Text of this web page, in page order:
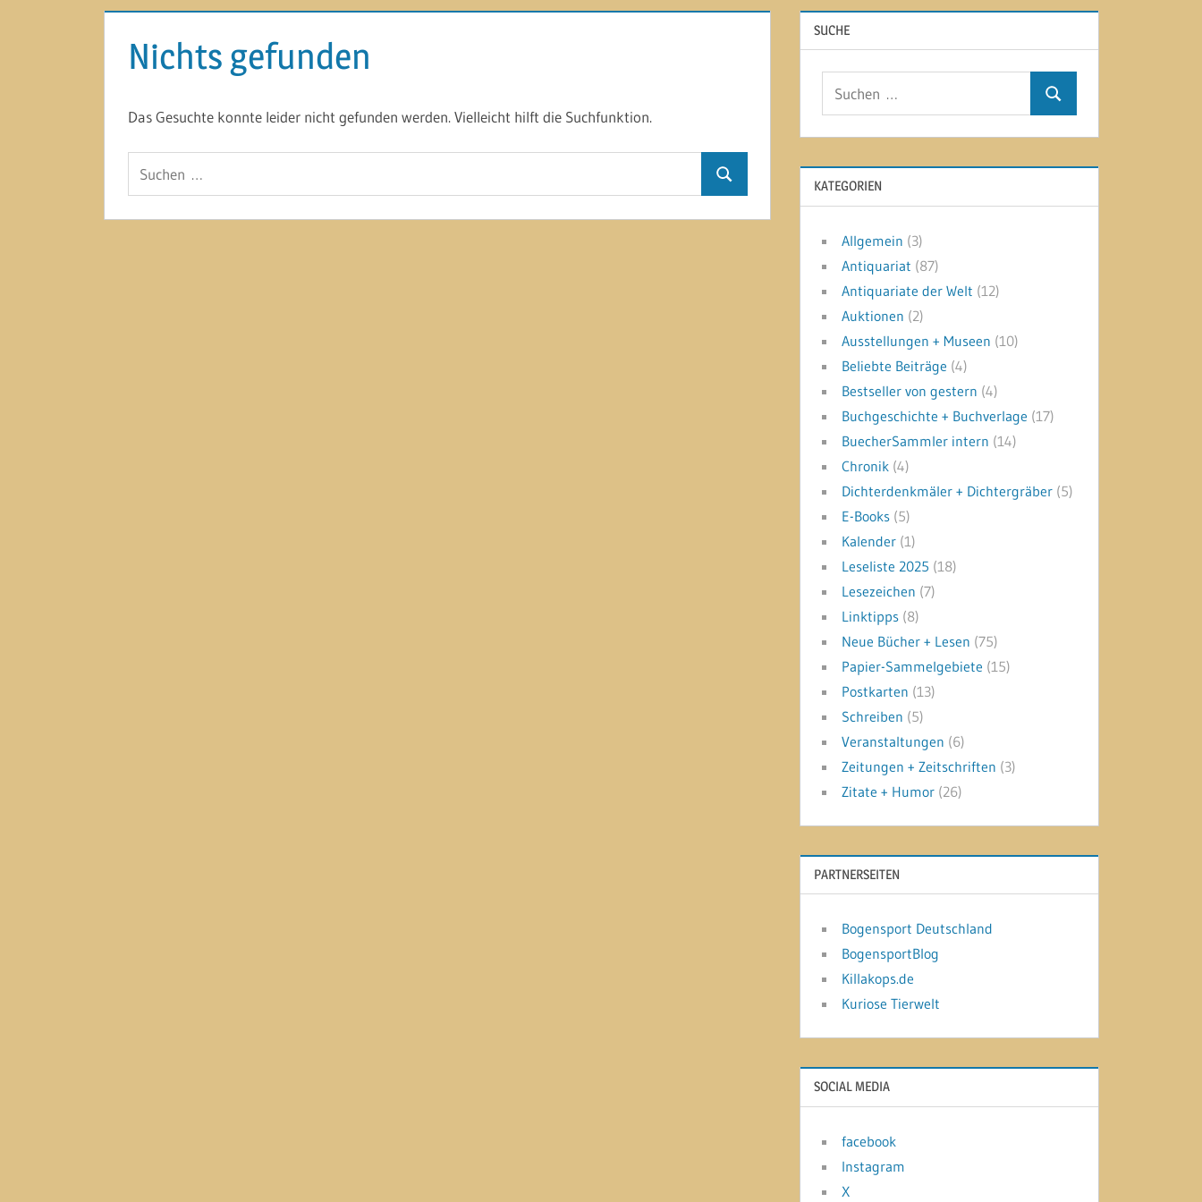
Nichts gefunden
Das Gesuchte konnte leider nicht gefunden werden. Vielleicht hilft die Suchfunktion.
Suchen
nach:
Suchen
SUCHE
Suchen
KATEGORIEN
Allgemein (3)
Antiquariat (87)
Antiquariate der Welt (12)
Auktionen (2)
Ausstellungen + Museen (10)
Beliebte Beiträge (4)
Bestseller von gestern (4)
Buchgeschichte + Buchverlage (17)
BuecherSammler intern (14)
Chronik (4)
Dichterdenkmäler + Dichtergräber (5)
E-Books (5)
Kalender (1)
Leseliste 2025 (18)
Lesezeichen (7)
Linktipps (8)
Neue Bücher + Lesen (75)
Papier-Sammelgebiete (15)
Postkarten (13)
Schreiben (5)
Veranstaltungen (6)
Zeitungen + Zeitschriften (3)
Zitate + Humor (26)
PARTNERSEITEN
Bogensport Deutschland
BogensportBlog
Killakops.de
Kuriose Tierwelt
SOCIAL MEDIA
facebook
Instagram
X